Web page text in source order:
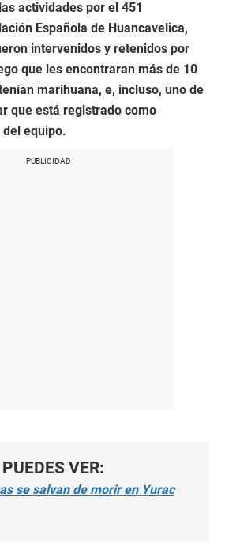
actividades por el 451
Española de Huancavelica,
intervenidos y retenidos por
que les encontraran más de 10
marihuana, e, incluso, uno de
que está registrado como
equipo.
VER:
se salvan de morir en Yurac